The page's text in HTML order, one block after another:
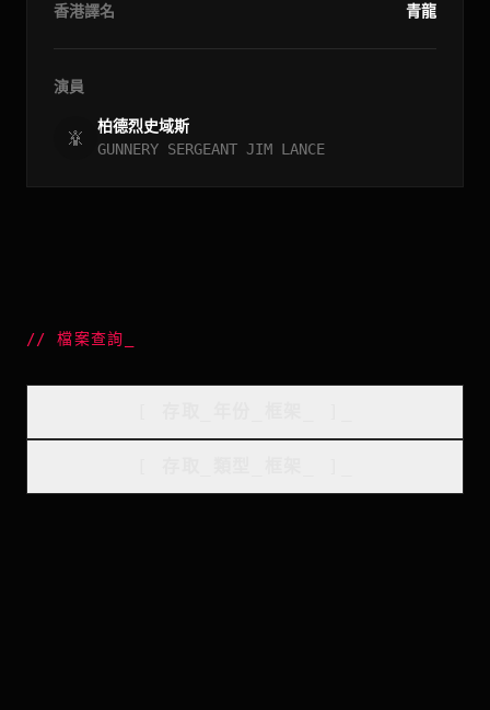
香港譯名 青龍
演員
柏德烈史域斯
GUNNERY SERGEANT JIM LANCE
//檔案查詢